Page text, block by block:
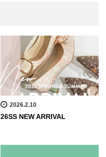
2026.2.10
26SS NEW ARRIVAL